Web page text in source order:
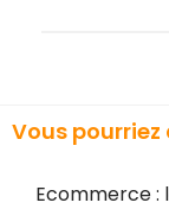
Vous
Ecommerce :